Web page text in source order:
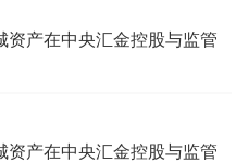
资产在中央汇金控股与监管
资产在中央汇金控股与监管